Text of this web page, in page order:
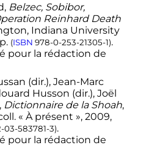
63.
,p. 85-126.
et Ruckerl 1984,
et Ruckerl
Belzec, Sobibor,
Reinhard Death
Indiana University
p. (ISBN 978-0-253-21305-1).
(dir.), Jean-Marc
Husson (dir.), Joël
Dictionnaire de la Shoah,
« À présent », 2009,
03-583781-3).